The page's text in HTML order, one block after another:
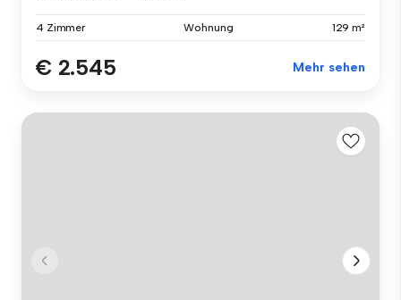
4 Zimmer Wohnung 129 m²
€ 2.545 Mehr sehen